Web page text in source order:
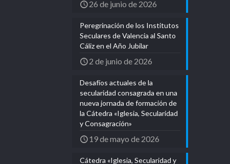
26 de junio de 2026
Peregrinación de los Institutos
Seculares de Valencia al Santo
Cáliz en el Año Jubilar
2 de junio de 2026
Desafíos actuales de la
secularidad consagrada en una
nueva jornada de formación de
la Cátedra «Iglesia, Secularidad
y Consagración»
19 de mayo de 2026
Cátedra «Iglesia, Secularidad y